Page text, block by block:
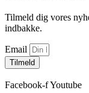
Tilmeld dig vores
indbakke.
Email
Tilmeld
Facebook-fYoutube